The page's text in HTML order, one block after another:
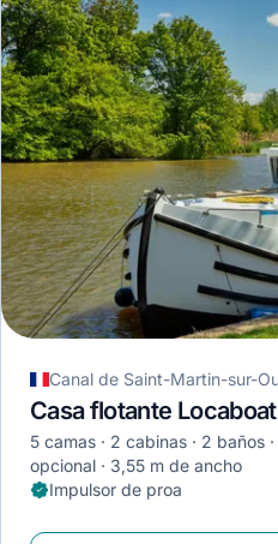
5 camas 2 cabinas 2 baños
opcional
3,55 m de ancho
Impulsor de proa